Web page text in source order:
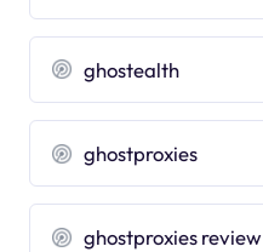
ghostealth
ghostproxies
ghostproxies review